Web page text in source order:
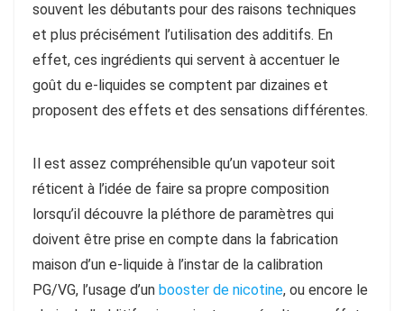
souvent les débutants pour des raisons techniques
et plus précisément l’utilisation des additifs. En
effet, ces ingrédients qui servent à accentuer le
goût du e-liquides se comptent par dizaines et
proposent des effets et des sensations différentes.
Il est assez compréhensible qu’un vapoteur soit
réticent à l’idée de faire sa propre composition
lorsqu’il découvre la pléthore de paramètres qui
doivent être prise en compte dans la fabrication
maison d’un e-liquide à l’instar de la calibration
PG/VG, l’usage d’un booster de nicotine, ou encore le